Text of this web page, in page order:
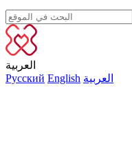
العربية
Русский English العربية